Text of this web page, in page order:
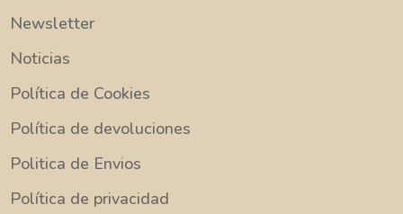
Newsletter
Noticias
Política de Cookies
Política de devoluciones
Politica de Envios
Política de privacidad